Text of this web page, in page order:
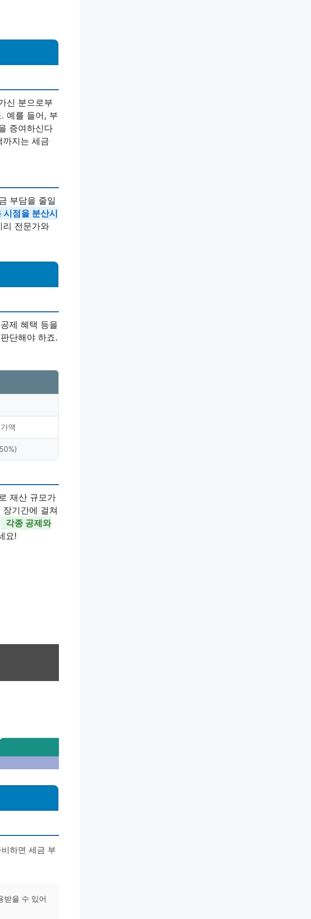
신 분으로부
예를 들어, 부
증여하신다
지는 세금
부담을 줄일
시점을 분산시
리 전문가와
제 혜택 등을
단해야 하죠.
액
재산 규모가
기간에 걸쳐
각종 공제와
요!
하면 세금 부
받을 수 있어